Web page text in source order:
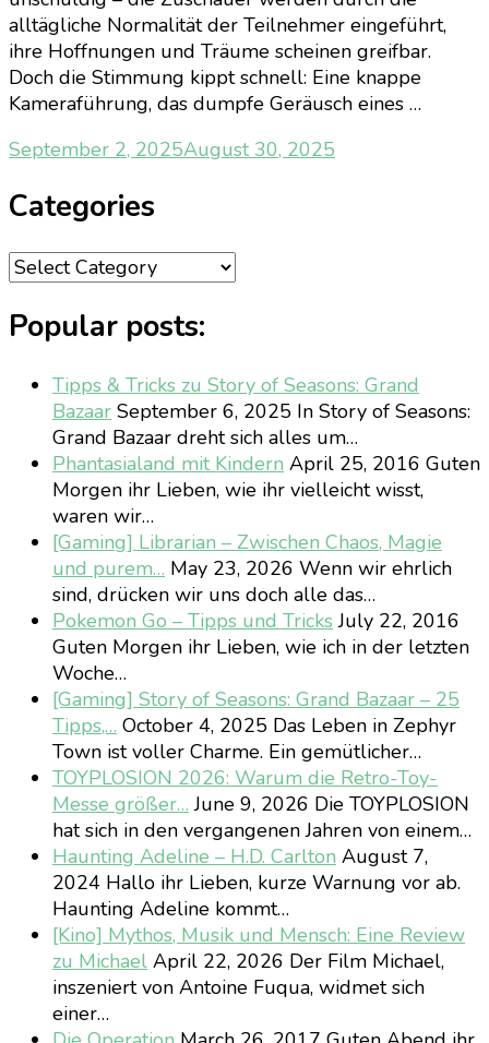
alltägliche Normalität der Teilnehmer eingeführt,
ihre Hoffnungen und Träume scheinen greifbar.
Doch die Stimmung kippt schnell: Eine knappe
Kameraführung, das dumpfe Geräusch eines …
September 2, 2025August 30, 2025
Categories
Categories
Popular posts:
Tipps & Tricks zu Story of Seasons: Grand
Bazaar September 6, 2025 In Story of Seasons:
Grand Bazaar dreht sich alles um…
Phantasialand mit Kindern April 25, 2016 Guten
Morgen ihr Lieben, wie ihr vielleicht wisst,
waren wir…
[Gaming] Librarian – Zwischen Chaos, Magie
und purem… May 23, 2026 Wenn wir ehrlich
sind, drücken wir uns doch alle das…
Pokemon Go – Tipps und TricksJuly 22, 2016
Guten Morgen ihr Lieben, wie ich in der letzten
Woche…
[Gaming] Story of Seasons: Grand Bazaar – 25
Tipps,… October 4, 2025 Das Leben in Zephyr
Town ist voller Charme. Ein gemütlicher…
TOYPLOSION 2026: Warum die Retro-Toy-
Messe größer… June 9, 2026 Die TOYPLOSION
hat sich in den vergangenen Jahren von einem…
Haunting Adeline – H.D. Carlton August 7,
2024 Hallo ihr Lieben, kurze Warnung vor ab.
Haunting Adeline kommt…
[Kino] Mythos, Musik und Mensch: Eine Review
zu Michael April 22, 2026 Der Film Michael,
inszeniert von Antoine Fuqua, widmet sich
einer…